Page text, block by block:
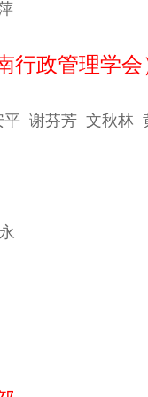
行政管理学会
谢芬芳 文秋林